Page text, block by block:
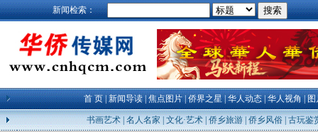
新闻检索：
首 页|新闻导读|焦点图片|侨界之星|华人动态|华人视角|图
书画艺术| 名人名家 文化·艺术| 侨乡旅游| 侨乡风俗| 古玩鉴